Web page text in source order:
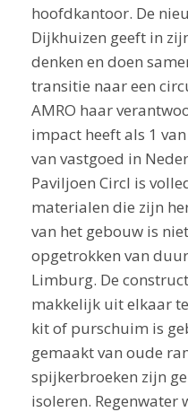
hoofdkantoor. De
Dijkhuizen geeft in
denken en doen
transitie naar een
AMRO haar
impact heeft als 1
van vastgoed in
Paviljoen Circl is
materialen die zijn
van het gebouw is
opgetrokken van
Limburg. De
makkelijk uit elkaar
kit of purschuim is
gemaakt van oude
spijkerbroeken zijn
isoleren.